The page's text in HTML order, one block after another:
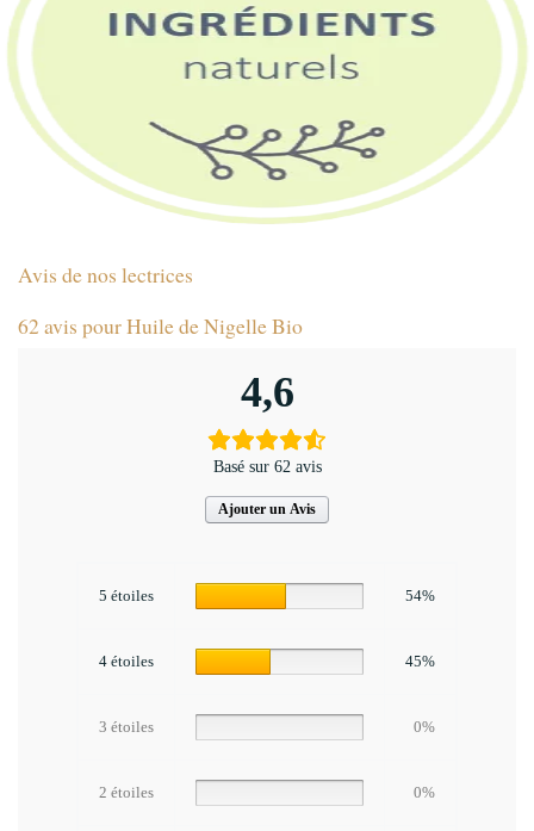
Avis de nos lectrices
62 avis pourHuile de Nigelle Bio
4,6
Basé sur 62 avis
Ajouter un Avis
5 étoiles 54%
4 étoiles 45%
3 étoiles 0%
2 étoiles 0%